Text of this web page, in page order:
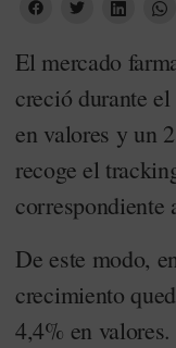
El mercado
creció durante
en valores y un
recoge el
correspondiente
De este modo,
crecimiento
4,4% en